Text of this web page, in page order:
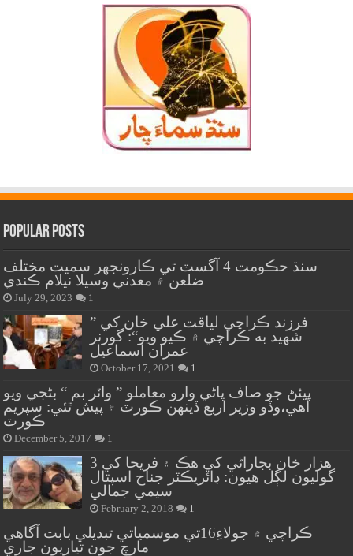
Popular Posts
سنڌ حڪومت 4 آگسٽ تي ڪارونجهر سميت مختلف
ضلعن ۾ معدني وسيلا نيلام ڪندي
July 29, 2023 1
” فرزند ڪراچي لياقت علي خان کي
شهيد به ڪراچي ۾ ڪيو ويو“: گورنر
عمران اسماعيل
October 17, 2021 1
پيئڻ جو صاف پاڻي وارو معاملو ” واٽر بم “ بڻجي ويو
آهي،وڏو وزير اربع ڏينهن ڪورٽ ۾ پيش ٿئي: سپريم
ڪورٽ
December 5, 2017 1
هزار خان بجاراڻي کي هڪ ۽ فريحا کي 3
گوليون لڳل هيون: ڊائريڪٽر جناح اسپتال
سيمي جمالي
February 2, 2018 1
ڪراچي ۾ جولاءِ16تي موسمياتي تبديلي بابت آگاهي
مارچ جون تياريون جاري